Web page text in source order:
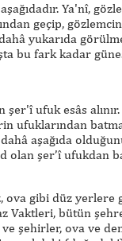
Ya'nî,
geçip,
yukarıda
fark kadar
ufuk esâs
ufuklarından
aşağıda
şer’î ufukdan
gibi düz yerlere
Vaktleri, bütün
şehirler, ova ve